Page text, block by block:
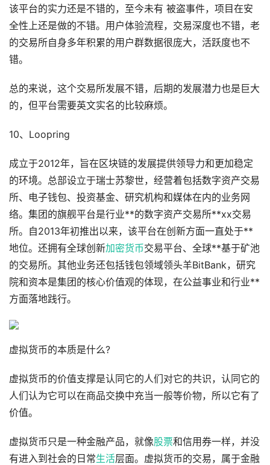
该平台的实力还是不错的，至今未有 被盗事件，项目在安
全性上还是做的不错。用户体验流程，交易深度也不错，老
的交易所自身多年积累的用户群数据很庞大，活跃度也不
错。
总的来说，这个交易所发展不错，后期的发展潜力也是巨大
的，但平台需要英文实名的比较麻烦。
10、Loopring
成立于2012年，旨在区块链的发展提供领导力和更加稳定
的环境。总部设立于瑞士苏黎世，经营着包括数字资产交易
所、电子钱包、投资基金、研究机构和媒体在内的业务网
络。集团的旗舰平台是行业**的数字资产交易所**xx交易
所。自2013年初推出以来，该平台在创新方面一直处于**
地位。还拥有全球创新加密货币交易平台、全球**基于矿池
的交易所。其他业务还包括钱包领域领头羊BitBank，研究
院和资本是集团的核心价值观的体现，在公益事业和行业**
方面落地践行。
虚拟货币的本质是什么?
虚拟货币的价值支撑是认同它的人们对它的共识，认同它的
人们认为它可以在商品交换中充当一般等价物，所以它有了
价值。
虚拟货币只是一种金融产品，就像股票和信用券一样，并没
有进入到社会的日常生活层面。虚拟货币的交易，属于金融